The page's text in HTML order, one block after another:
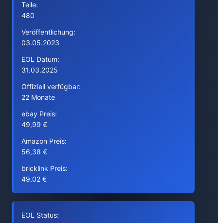
Teile:
480
Veröffentlichung:
03.05.2023
EOL Datum:
31.03.2025
Offiziell verfügbar:
22 Monate
ebay Preis:
49,99 €
Amazon Preis:
56,38 €
bricklink Preis:
49,02 €
EOL Status: